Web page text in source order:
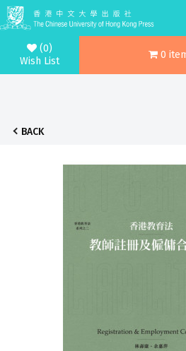
(0)
Wish List
0
BACK